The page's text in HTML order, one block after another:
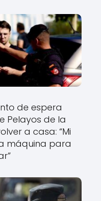
de espera
Pelayos de la
a casa: “Mi
máquina para